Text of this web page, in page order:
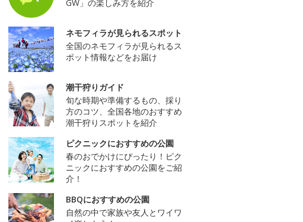
GW」の楽しみ方を紹介
ネモフィラが見られるスポット
全国のネモフィラが見られるス
ポット情報などをお届け
潮干狩りガイド
旬な時期や準備するもの、採り
方のコツ、全国各地のおすすめ
潮干狩りスポットを紹介
ピクニックにおすすめの公園
春のおでかけにぴったり！ピク
ニックにおすすめの公園をご紹
介！
BBQにおすすめの公園
自然の中で家族や友人とワイワ